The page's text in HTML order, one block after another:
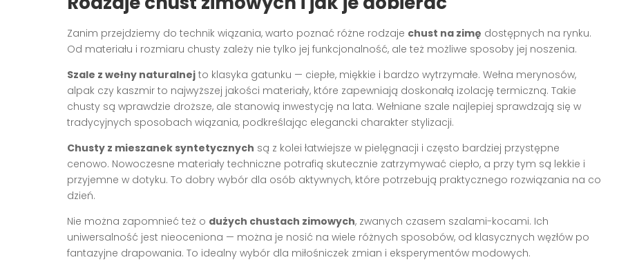
Zanim przejdziemy do technik wiązania, warto poznać różne rodzaje chust na zimę dostępnych na rynku.
Od materiału i rozmiaru chusty zależy nie tylko jej funkcjonalność, ale też możliwe sposoby jej noszenia.
Szale z wełny naturalnej to klasyka gatunku — ciepłe, miękkie i bardzo wytrzymałe. Wełna merynosów,
alpak czy kaszmir to najwyższej jakości materiały, które zapewniają doskonałą izolację termiczną. Takie
chusty są wprawdzie droższe, ale stanowią inwestycję na lata. Wełniane szale najlepiej sprawdzają się w
tradycyjnych sposobach wiązania, podkreślając elegancki charakter stylizacji.
Chusty z mieszanek syntetycznych są z kolei łatwiejsze w pielęgnacji i często bardziej przystępne
cenowo. Nowoczesne materiały techniczne potrafią skutecznie zatrzymywać ciepło, a przy tym są lekkie i
przyjemne w dotyku. To dobry wybór dla osób aktywnych, które potrzebują praktycznego rozwiązania na co
dzień.
Nie można zapomnieć też o dużych chustach zimowych, zwanych czasem szalami-kocami. Ich
uniwersalność jest nieoceniona — można je nosić na wiele różnych sposobów, od klasycznych węzłów po
fantazyjne drapowania. To idealny wybór dla miłośniczek zmian i eksperymentów modowych.